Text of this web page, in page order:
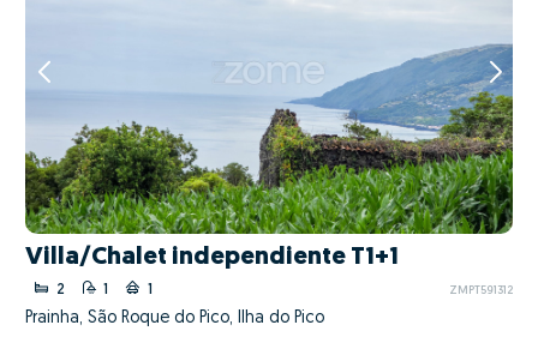
Villa/Chalet independiente T1+1
2 1 1 ZMPT591312
Prainha, São Roque do Pico, Ilha do Pico